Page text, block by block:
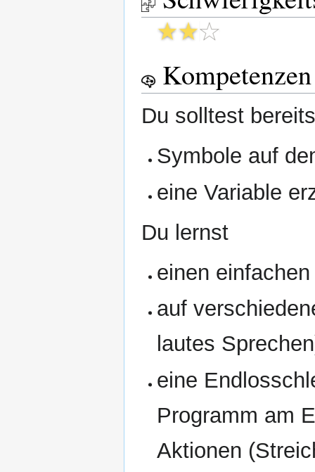
Kompetenzen
Du solltest
Symbole auf
eine Variable
Du lernst
einen
auf
lautes
eine
Programm am
Aktionen